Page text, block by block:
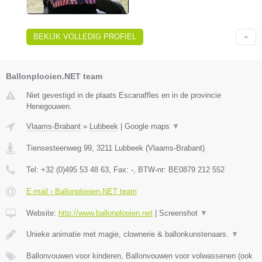
BEKIJK VOLLEDIG PROFIEL
Ballonplooien.NET team
Niet gevestigd in de plaats Escanaffles en in de provincie
Henegouwen.
Vlaams-Brabant » Lubbeek Google maps ▼
Tiensesteenweg 99, 3211 Lubbeek (Vlaams-Brabant)
Tel: +32 (0)495 53 48 63, Fax: -, BTW-nr: BE0879 212 552
E-mail › Ballonplooien.NET team
Website: http://www.ballonplooien.net Screenshot ▼
Unieke animatie met magie, clownerie & ballonkunstenaars. ▼
Ballonvouwen voor kinderen, Ballonvouwen voor volwassenen (ook